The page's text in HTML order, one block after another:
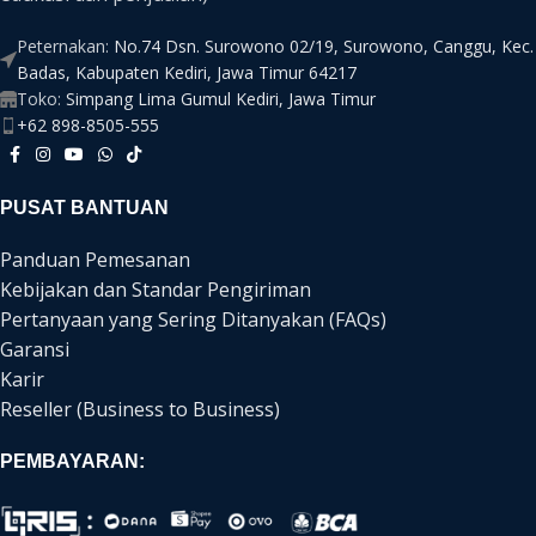
Peternakan: No.74 Dsn. Surowono 02/19, Surowono, Canggu, Kec.
Badas, Kabupaten Kediri, Jawa Timur 64217
Toko: Simpang Lima Gumul Kediri, Jawa Timur
+62 898-8505-555
PUSAT BANTUAN
Panduan Pemesanan
Kebijakan dan Standar Pengiriman
Pertanyaan yang Sering Ditanyakan (FAQs)
Garansi
Karir
Reseller (Business to Business)
PEMBAYARAN: